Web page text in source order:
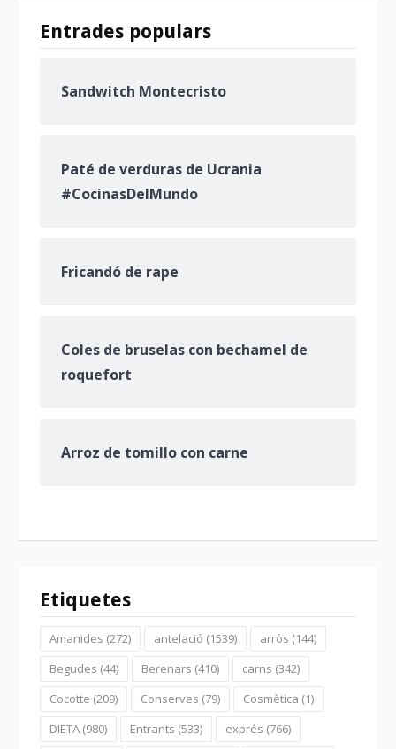
Entrades populars
Sandwitch Montecristo
Paté de verduras de Ucrania
#CocinasDelMundo
Fricandó de rape
Coles de bruselas con bechamel de
roquefort
Arroz de tomillo con carne
Etiquetes
Amanides (272) antelació (1539) arròs (144)
Begudes (44) Berenars (410) carns (342)
Cocotte (209) Conserves (79) Cosmètica (1)
DIETA (980) Entrants (533) exprés (766)